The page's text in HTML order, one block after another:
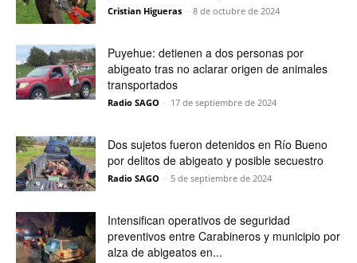
Cristian Higueras - 8 de octubre de 2024
Puyehue: detienen a dos personas por
abigeato tras no aclarar origen de animales
transportados
Radio SAGO - 17 de septiembre de 2024
Dos sujetos fueron detenidos en Río Bueno
por delitos de abigeato y posible secuestro
Radio SAGO - 5 de septiembre de 2024
Intensifican operativos de seguridad
preventivos entre Carabineros y municipio por
alza de abigeatos en...